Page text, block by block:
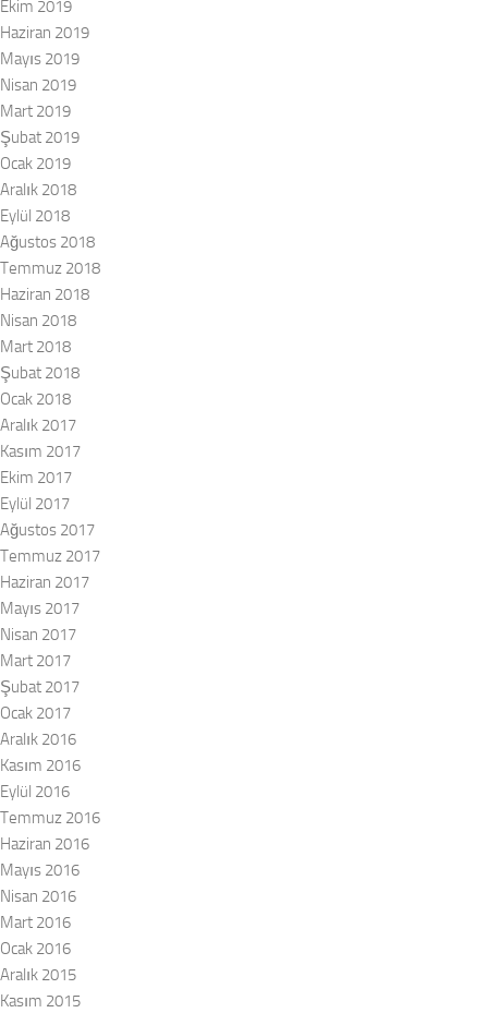
Ekim 2019
Haziran 2019
Mayıs 2019
Nisan 2019
Mart 2019
Şubat 2019
Ocak 2019
Aralık 2018
Eylül 2018
Ağustos 2018
Temmuz 2018
Haziran 2018
Nisan 2018
Mart 2018
Şubat 2018
Ocak 2018
Aralık 2017
Kasım 2017
Ekim 2017
Eylül 2017
Ağustos 2017
Temmuz 2017
Haziran 2017
Mayıs 2017
Nisan 2017
Mart 2017
Şubat 2017
Ocak 2017
Aralık 2016
Kasım 2016
Eylül 2016
Temmuz 2016
Haziran 2016
Mayıs 2016
Nisan 2016
Mart 2016
Ocak 2016
Aralık 2015
Kasım 2015